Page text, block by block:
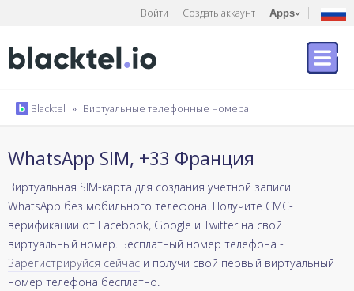
Войти Создать аккаунт Apps
Blacktel » Виртуальные телефонные номера
WhatsApp SIM, +33 Франция
Виртуальная SIM-карта для создания учетной записи
WhatsApp без мобильного телефона. Получите СМС-
верификации от Facebook, Google и Twitter на свой
виртуальный номер. Бесплатный номер телефона -
Зарегистрируйся сейчас и получи свой первый виртуальный
номер телефона бесплатно.